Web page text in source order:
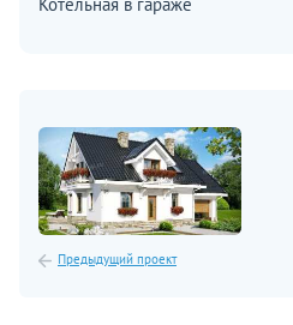
Предыдущий проект